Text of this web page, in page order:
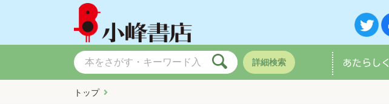
詳細検索 あたらしく
トップ